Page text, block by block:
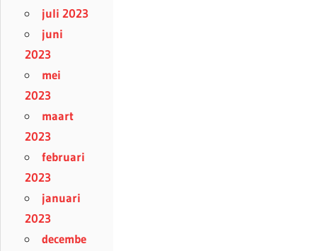
juli 2023
juni
2023
mei
2023
maart
2023
februari
2023
januari
2023
decembe